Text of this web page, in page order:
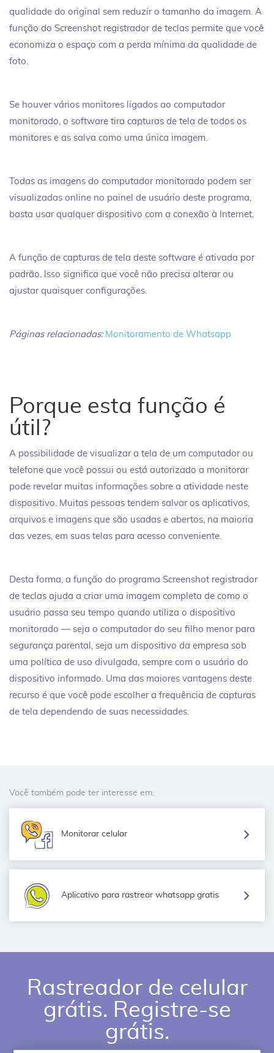
qualidade do original sem reduzir o tamanho da imagem. A
função do Screenshot registrador de teclas permite que você
economiza o espaço com a perda mínima da qualidade de
foto.
Se houver vários monitores ligados ao computador
monitorado, o software tira capturas de tela de todos os
monitores e as salva como uma única imagem.
Todas as imagens do computador monitorado podem ser
visualizadas online no painel de usuário deste programa,
basta usar qualquer dispositivo com a conexão à Internet.
A função de capturas de tela deste software é ativada por
padrão. Isso significa que você não precisa alterar ou
ajustar quaisquer configurações.
Páginas relacionadas: Monitoramento de Whatsapp
Porque esta função é
útil?
A possibilidade de visualizar a tela de um computador ou
telefone que você possui ou está autorizado a monitorar
pode revelar muitas informações sobre a atividade neste
dispositivo. Muitas pessoas tendem salvar os aplicativos,
arquivos e imagens que são usadas e abertos, na maioria
das vezes, em suas telas para acesso conveniente.
Desta forma, a função do programa Screenshot registrador
de teclas ajuda a criar uma imagem completa de como o
usuário passa seu tempo quando utiliza o dispositivo
monitorado — seja o computador do seu filho menor para
segurança parental, seja um dispositivo da empresa sob
uma política de uso divulgada, sempre com o usuário do
dispositivo informado. Uma das maiores vantagens deste
recurso é que você pode escolher a frequência de capturas
de tela dependendo de suas necessidades.
Você também pode ter interesse em:
Monitorar celular
Aplicativo para rastrear whatsapp gratis
Rastreador de celular
grátis. Registre-se
grátis.